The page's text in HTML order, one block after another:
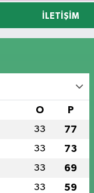
İLETIŞIM
O P
33 77
33 73
33 69
33 59